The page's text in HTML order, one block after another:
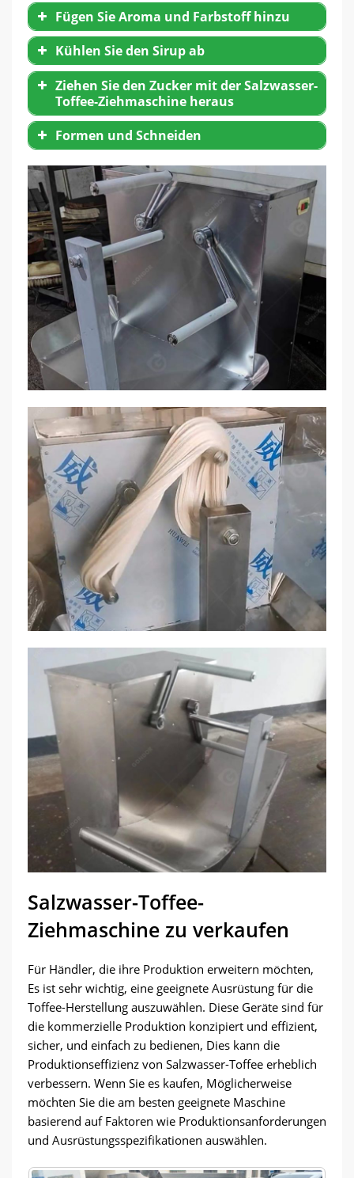
Fügen Sie Aroma und Farbstoff hinzu
Kühlen Sie den Sirup ab
Ziehen Sie den Zucker mit der Salzwasser-
Toffee-Ziehmaschine heraus
Formen und Schneiden
Salzwasser-Toffee-
Ziehmaschine zu verkaufen
Für Händler, die ihre Produktion erweitern möchten,
Es ist sehr wichtig, eine geeignete Ausrüstung für die
Toffee-Herstellung auszuwählen. Diese Geräte sind für
die kommerzielle Produktion konzipiert und effizient,
sicher, und einfach zu bedienen, Dies kann die
Produktionseffizienz von Salzwasser-Toffee erheblich
verbessern. Wenn Sie es kaufen, Möglicherweise
möchten Sie die am besten geeignete Maschine
basierend auf Faktoren wie Produktionsanforderungen
und Ausrüstungsspezifikationen auswählen.